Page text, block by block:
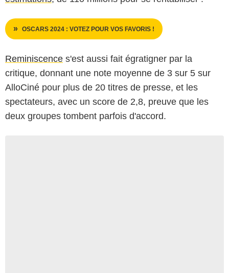
OSCARS 2024 : VOTEZ POUR VOS FAVORIS !
Reminiscence s'est aussi fait égratigner par la
critique, donnant une note moyenne de 3 sur 5 sur
AlloCiné pour plus de 20 titres de presse, et les
spectateurs, avec un score de 2,8, preuve que les
deux groupes tombent parfois d'accord.